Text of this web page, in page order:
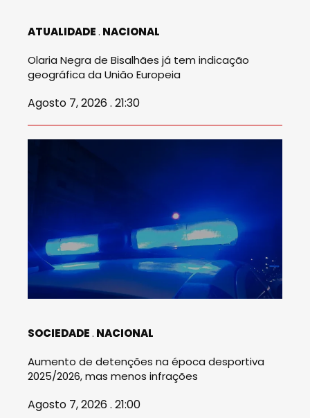
ATUALIDADE NACIONAL
Olaria Negra de Bisalhães já tem indicação
geográfica da União Europeia
Agosto 7, 2026 . 21:30
SOCIEDADE NACIONAL
Aumento de detenções na época desportiva
2025/2026, mas menos infrações
Agosto 7, 2026 . 21:00